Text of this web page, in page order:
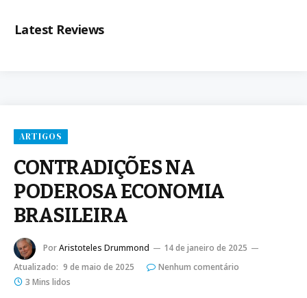
Latest Reviews
ARTIGOS
CONTRADIÇÕES NA
PODEROSA ECONOMIA
BRASILEIRA
PorAristoteles Drummond
14 de janeiro de 2025
Atualizado: 9 de maio de 2025
Nenhum comentário
3 Mins lidos